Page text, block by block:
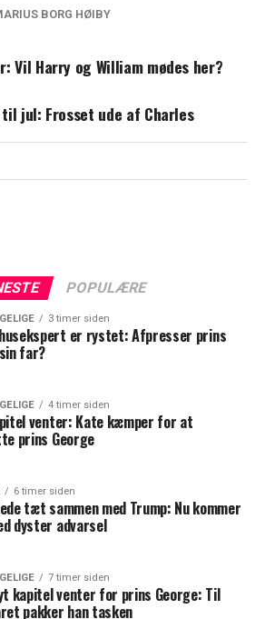
af landet
sønnens skandale
BORG HØIBY
Vil Harry og William mødes her?
jul: Frosset ude af Charles
POPULÆRE
3 timer siden
er rystet: Afpresser prins
far?
4 timer siden
venter: Kate kæmper for at
prins George
6 timer siden
tæt sammen med Trump: Nu kommer
dyster advarsel
7 timer siden
kapitel venter for prins George: Til
pakker han tasken